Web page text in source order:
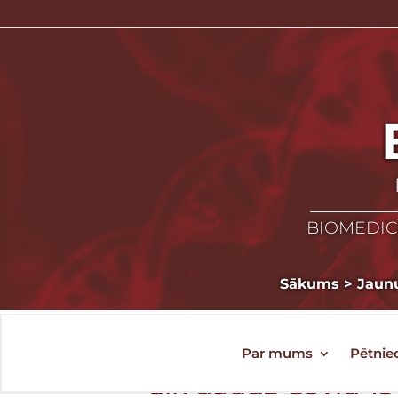
Sākums>
Par mums
Cik daudz Covid-